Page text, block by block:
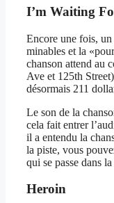
I’m Waiting
Encore une fois,
minables et la
chanson attend au
Ave et 125th
désormais 211
Le son de la
cela fait entrer
il a entendu la
la piste, vous
qui se passe dans
Heroin